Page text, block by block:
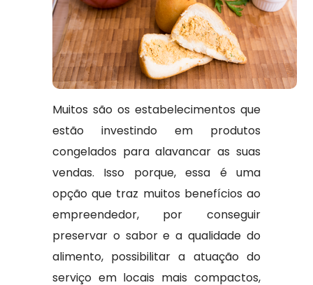
Muitos são os estabelecimentos que
estão investindo em produtos
congelados para alavancar as suas
vendas. Isso porque, essa é uma
opção que traz muitos benefícios ao
empreendedor, por conseguir
preservar o sabor e a qualidade do
alimento, possibilitar a atuação do
serviço em locais mais compactos,